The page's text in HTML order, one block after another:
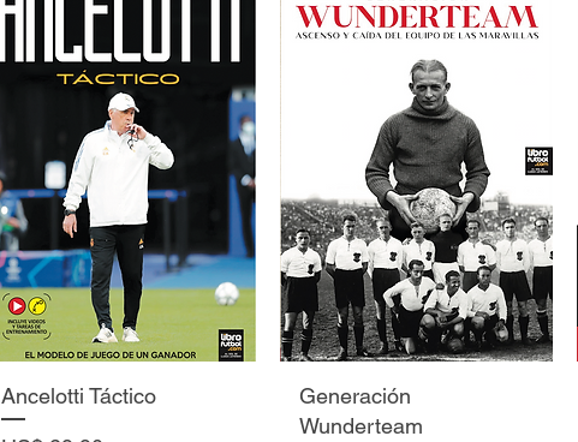
Vista rápida
Ancelotti Táctico
Vista rápida
Generación
Wunderteam